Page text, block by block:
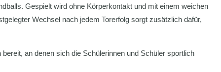
Gespielt wird ohne Körperkontakt und mit einem weichen
Wechsel nach jedem Torerfolg sorgt zusätzlich dafür,
an denen sich die Schülerinnen und Schüler sportlich